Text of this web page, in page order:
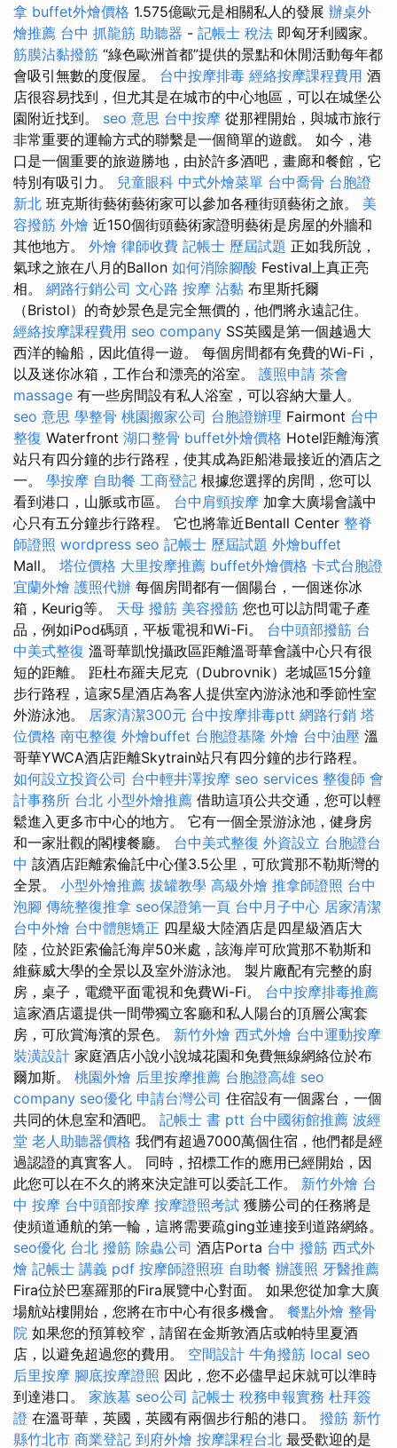
拿 buffet外燴價格 1.575億歐元是相關私人的發展 辦桌外
燴推薦 台中 抓龍筋 助聽器 - 記帳士 稅法 即匈牙利國家。
筋膜沾黏撥筋 “綠色歐洲首都”提供的景點和休閒活動每年都
會吸引無數的度假屋。 台中按摩排毒 經絡按摩課程費用 酒
店很容易找到，但尤其是在城市的中心地區，可以在城堡公
園附近找到。 seo 意思 台中按摩 從那裡開始，與城市旅行
非常重要的運輸方式的聯繫是一個簡單的遊戲。 如今，港
口是一個重要的旅遊勝地，由於許多酒吧，畫廊和餐館，它
特別有吸引力。 兒童眼科 中式外燴菜單 台中喬骨 台胞證
新北 班克斯街藝術藝術家可以參加各種街頭藝術之旅。 美
容撥筋 外燴 近150個街頭藝術家證明藝術是房屋的外牆和
其他地方。 外燴 律師收費 記帳士 歷屆試題 正如我所說，
氣球之旅在八月的Ballon 如何消除腳酸 Festival上真正亮
相。 網路行銷公司 文心路 按摩 沾黏 布里斯托爾
（Bristol）的奇妙景色是完全無價的，他們將永遠記住。
經絡按摩課程費用 seo company SS英國是第一個越過大
西洋的輪船，因此值得一遊。 每個房間都有免費的Wi-Fi，
以及迷你冰箱，工作台和漂亮的浴室。 護照申請 茶會
massage 有一些房間設有私人浴室，可以容納大量人。
seo 意思 學整骨 桃園搬家公司 台胞證辦理 Fairmont 台中
整復 Waterfront 湖口整骨 buffet外燴價格 Hotel距離海濱
站只有四分鐘的步行路程，使其成為距船港最接近的酒店之
一。 學按摩 自助餐 工商登記 根據您選擇的房間，您可以
看到港口，山脈或市區。 台中肩頸按摩 加拿大廣場會議中
心只有五分鐘步行路程。 它也將靠近Bentall Center 整脊
師證照 wordpress seo 記帳士 歷屆試題 外燴buffet
Mall。 塔位價格 大里按摩推薦 buffet外燴價格 卡式台胞證
宜蘭外燴 護照代辦 每個房間都有一個陽台，一個迷你冰
箱，Keurig等。 天母 撥筋 美容撥筋 您也可以訪問電子產
品，例如iPod碼頭，平板電視和Wi-Fi。 台中頭部撥筋 台
中美式整復 溫哥華凱悅攝政區距離溫哥華會議中心只有很
短的距離。 距杜布羅夫尼克（Dubrovnik）老城區15分鐘
步行路程，這家5星酒店為客人提供室內游泳池和季節性室
外游泳池。 居家清潔300元 台中按摩排毒ptt 網路行銷 塔
位價格 南屯整復 外燴buffet 台胞證基隆 外燴 台中油壓 溫
哥華YWCA酒店距離Skytrain站只有四分鐘的步行路程。
如何設立投資公司 台中輕井澤按摩 seo services 整復師 會
計事務所 台北 小型外燴推薦 借助這項公共交通，您可以輕
鬆進入更多市中心的地方。 它有一個全景游泳池，健身房
和一家壯觀的閣樓餐廳。 台中美式整復 外資設立 台胞證台
中 該酒店距離索倫託中心僅3.5公里，可欣賞那不勒斯灣的
全景。 小型外燴推薦 拔罐教學 高級外燴 推拿師證照 台中
泡腳 傳統整復推拿 seo保證第一頁 台中月子中心 居家清潔
台中外燴 台中體態矯正 四星級大陸酒店是四星級酒店大
陸，位於距索倫託海岸50米處，該海岸可欣賞那不勒斯和
維蘇威大學的全景以及室外游泳池。 製片廠配有完整的廚
房，桌子，電纜平面電視和免費Wi-Fi。 台中按摩排毒推薦
這家酒店還提供一間帶獨立客廳和私人陽台的頂層公寓套
房，可欣賞海濱的景色。 新竹外燴 西式外燴 台中運動按摩
裝潢設計 家庭酒店小說小說城花園和免費無線網絡位於布
爾加斯。 桃園外燴 后里按摩推薦 台胞證高雄 seo
company seo優化 申請台灣公司 住宿設有一個露台，一個
共同的休息室和酒吧。 記帳士 書 ptt 台中國術館推薦 波經
堂 老人助聽器價格 我們有超過7000萬個住宿，他們都是經
過認證的真實客人。 同時，招標工作的應用已經開始，因
此您可以在不久的將來決定誰可以委託工作。 新竹外燴 台
中 按摩 台中頭部按摩 按摩證照考試 獲勝公司的任務將是
使頻道通航的第一輪，這將需要疏ging並連接到道路網絡。
seo優化 台北 撥筋 除蟲公司 酒店Porta 台中 撥筋 西式外
燴 記帳士 講義 pdf 按摩師證照班 自助餐 辦護照 牙醫推薦
Fira位於巴塞羅那的Fira展覽中心對面。 如果您從加拿大廣
場航站樓開始，您將在市中心有很多機會。 餐點外燴 整骨
院 如果您的預算較窄，請留在金斯敦酒店或帕特里夏酒
店，以避免超過您的費用。 空間設計 牛角撥筋 local seo
后里按摩 腳底按摩證照 因此，您不必儘早起床就可以準時
到達港口。 家族墓 seo公司 記帳士 稅務申報實務 杜拜簽
證 在溫哥華，英國，英國有兩個步行船的港口。 撥筋 新竹
縣竹北市 商業登記 到府外燴 按摩課程台北 最受歡迎的是